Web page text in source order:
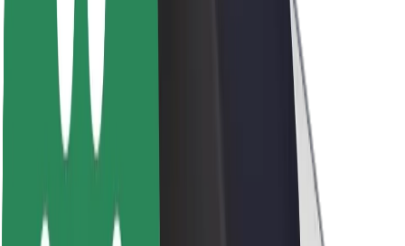
Directrices de la marca
Misión
Relación con inversores
Liderazgo
Marca
Medios